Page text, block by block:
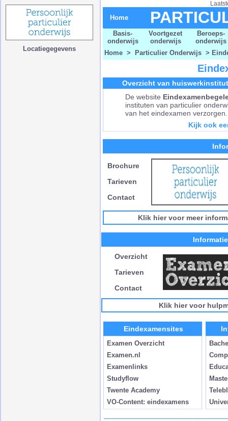
Locatiegegevens
Home
Basis-
onderwijs
Voortgezet
onderwijs
Beroeps-
onderwijs
Home > Particulier Onderwijs >
Overzicht van
De website
instituten van particulier
van het eindexamen verzorgen.
Kijk ook
Brochure
Tarieven
Contact
Klik hier voor meer
Overzicht
Tarieven
Contact
Klik hier voor
Eindexamensites
Examen Overzicht
Examen.nl
Examenlinks
Studyflow
Twente Academy
VO-Content: eindexamens